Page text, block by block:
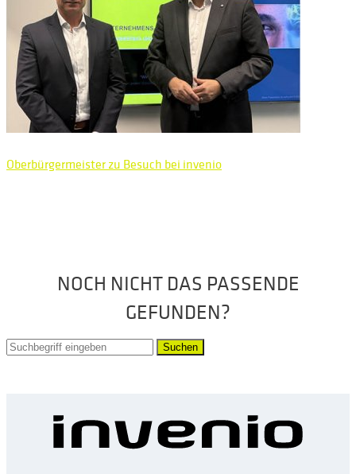
Oberbürgermeister zu Besuch bei invenio
NOCH NICHT DAS PASSENDE
GEFUNDEN?
Suchen